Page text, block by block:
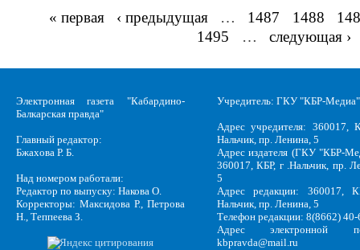
Страницы
« первая ‹ предыдущая … 1487 1488
1495
… следующая ›
Электронная газета "Кабардино-
Балкарская правда"
Главный редактор:
Бжахова Р. Б.
Над номером работали:
Редактор по выпуску: Накова О.
Корректоры: Максидова Р., Петрова
Н., Теппеева З.
Учредитель: ГКУ "КБР-Медиа"
Адрес учредителя: 360017,
Нальчик, пр. Ленина, 5
Адрес издателя (ГКУ "КБР-
360017, КБР, г .Нальчик, пр.
5
Адрес редакции: 360017,
Нальчик, пр. Ленина, 5
Телефон редакции: 8(8662)
Адрес электронной
kbpravda@mail.ru